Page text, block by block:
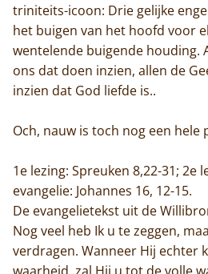
triniteits-icoon: Drie gelijke
het buigen van het hoofd voor
wentelende buigende houding.
ons dat doen inzien, allen de
inzien dat God liefde is..
Och, nauw is toch nog een hele
1e lezing: Spreuken 8,22-31; 2e
evangelie: Johannes 16, 12-15.
De evangelietekst uit de
Nog veel heb Ik u te zeggen,
verdragen. Wanneer Hij echter